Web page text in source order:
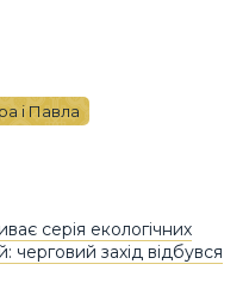
і Павла
серія екологічних
черговий захід відбувся